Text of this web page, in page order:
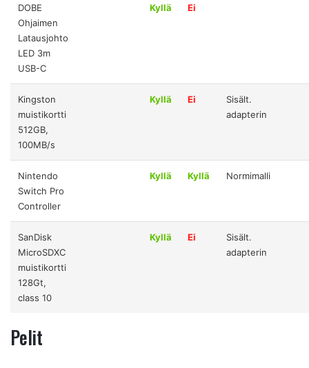
DOBE
Ohjaimen
Latausjohto
LED 3m
USB-C
Kyllä Ei
Kingston
muistikortti
512GB,
100MB/s
Kyllä Ei
Sisält.
adapterin
Nintendo
Switch Pro
Controller
Kyllä Kyllä Normimalli
SanDisk
MicroSDXC
muistikortti
128Gt,
class 10
Kyllä Ei
Sisält.
adapterin
Pelit